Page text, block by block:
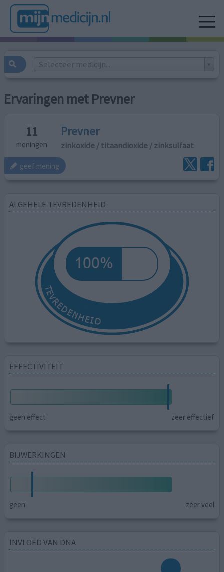
Selecteer medicijn...
Ervaringen met Prevner
11
meningen
Prevner
zinkoxide / titaandioxide / zinksulfaat
geef mening
ALGEHELE TEVREDENHEID
EFFECTIVITEIT
geen effect zeer effectief
BIJWERKINGEN
geen zeer veel
INVLOED VAN DNA